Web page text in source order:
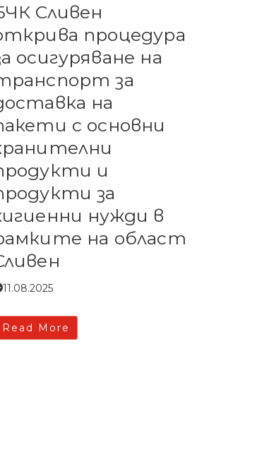
Сливен
процедура
осигуряване на
за
на
с основни
и
за
нужди в
на област
11.08.2025
Read More